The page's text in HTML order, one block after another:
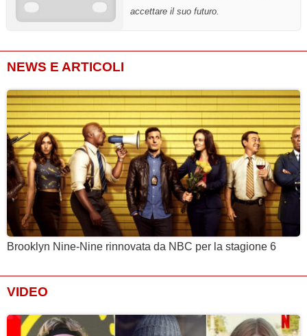
accettare il suo futuro.
NEWS E ARTICOLI
Brooklyn Nine-Nine rinnovata da NBC per la stagione 6
VIDEO